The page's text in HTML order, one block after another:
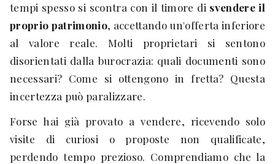
tempi spesso si scontra con il timore di svendere il
proprio patrimonio, accettando un'offerta inferiore
al valore reale. Molti proprietari si sentono
disorientati dalla burocrazia: quali documenti sono
necessari? Come si ottengono in fretta? Questa
incertezza può paralizzare.
Forse hai già provato a vendere, ricevendo solo
visite di curiosi o proposte non qualificate,
perdendo tempo prezioso. Comprendiamo che la